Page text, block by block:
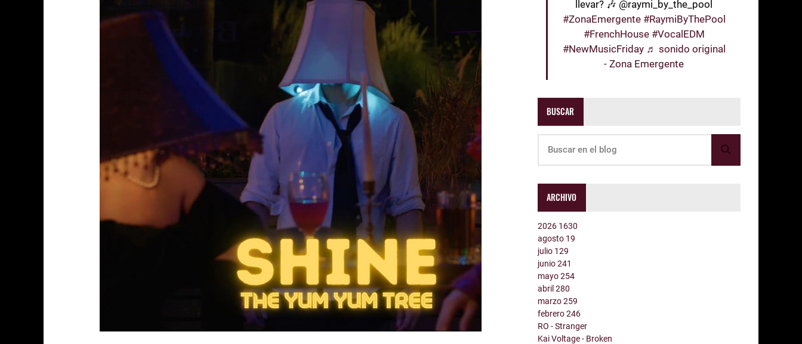
llevar? 🎶 @raymi_by_the_pool
#ZonaEmergente #RaymiByThePool
#FrenchHouse #VocalEDM
#NewMusicFriday ♬ sonido original
- Zona Emergente
BUSCAR
ARCHIVO
2026 1630
agosto 19
julio 129
junio241
mayo254
abril280
marzo259
febrero246
RO - Stranger
Kai Voltage - Broken